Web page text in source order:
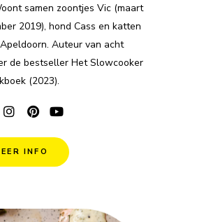
samen zoontjes Vic (maart
2019), hond Cass en katten
Auteur van acht
de bestseller Het Slowcooker
(2023).
INFO